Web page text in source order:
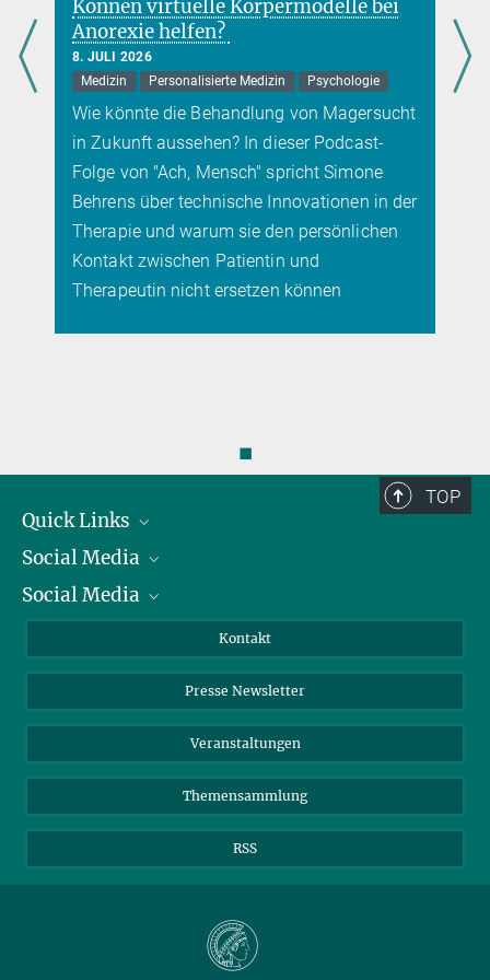
wurde. Ein Projekt am Max-Planck-Institut für Innovation und
Wettbewerb will durch ein solides Verständnis der ukrainischen
Pharmaindustrie, die bereits zu Sowjetzeiten stark war, dazu
beitragen, diese nach dem Ende des russischen Angriffskrieges
wiederaufzubauen.
5. JUNI 2025
Rhythmisch aktive neuronale Netze könnten künstliche Intelligenz
leistungsfähiger und energieeffizienter machen
mehr
Können virtuelle Körpermodelle bei
Anorexie helfen?
8. JULI 2026
Medizin
Personalisierte Medizin Psychologie
Wie könnte die Behandlung von Magersucht
in Zukunft aussehen? In dieser Podcast-
Folge von "Ach, Mensch" spricht Simone
Behrens über technische Innovationen in der
Therapie und warum sie den persönlichen
Kontakt zwischen Patientin und
Therapeutin nicht ersetzen können
◼
TOP
Quick Links
Präsident
Zahlen und Fakten
Meldestelle Fehlverhalten
Social Media
Bluesky
TikTok
Social Media
Instagram
YouTube
Kontakt
Presse Newsletter
Veranstaltungen
Themensammlung
RSS